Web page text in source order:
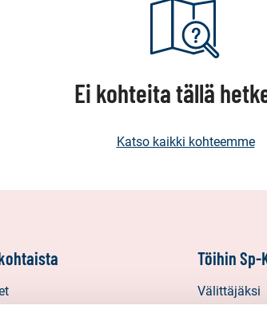
Ei kohteita tällä
Katso kaikki kohteemme
Töihin Sp-
Välittäjäksi